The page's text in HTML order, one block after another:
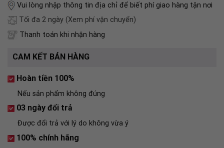
Vui lòng nhập thông tin địa chỉ để biết phí giao hàng tận nơi
Tối đa 2 ngày (Xem phí vận chuyển)
Thanh toán khi nhận hàng
CAM KẾT BÁN HÀNG
Hoàn tiền 100%
Nếu sản phẩm không đúng
03 ngày đổi trả
Được đổi trả với lý do không vừa ý
100% chính hãng